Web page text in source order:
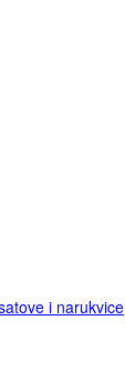
i narukvice